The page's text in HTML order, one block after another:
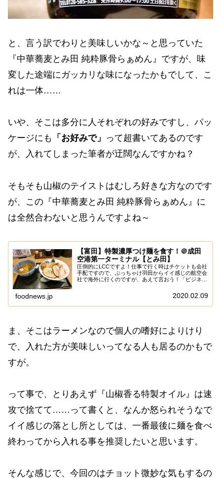
と、言う訳でわりと美味しいかな～と思っていた
『中華蕎麦とみ田 純粋豚骨らぁめん』ですが、味
変した途端にガッカリな味になったかもでして、こ
れは一体……
いや、そこは多分に人それぞれの好みですし、パッ
ケージにも 「お好みで」 って超書いてあるのです
が、入れてしまった筆者が迂闊なんですかね？
そもそも山椒のテイストはむしろ好きな方なのです
が、この『中華蕎麦とみ田 純粋豚骨らぁめん』に
は全然合わないと思うんですよね～
【富田】特製濃厚つけ麺を食す！＠成田
空港第一ターミナル【とみ田】
圧倒的にLCCですよ！仕事で行く時はチケットも会社
手配ですので、ぶっちゃけ羽田からイイ感じの航空会
社で海外に行くのですが、あえて言おう！「ビジネス
航空会社すら無理ゲーでして、クソ遠い成田まで行...
foodnews.jp 2020.02.09
ま、そこはラーメンなので個人の嗜好によりけり
で、入れた方が美味しいってなる人も居るのかもで
すが。
って事で、とりあえず『山椒香る特製オイル』は速
攻で捨てて……って書くと、なんか怒られそうなで
イイ感じの落とし所としては、一番最後に麺を食べ
終わってから入れる事を推奨したいと思います。
そんな感じで、今回のはチョット微妙な気もするの